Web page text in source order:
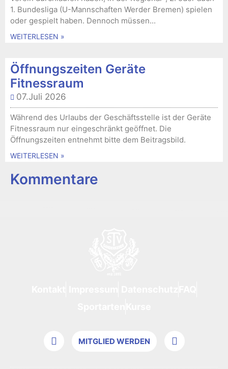
1. Bundesliga (U-Mannschaften Werder Bremen) spielen
oder gespielt haben. Dennoch müssen...
WEITERLESEN »
Öffnungszeiten Geräte
Fitnessraum
07.Juli 2026
Während des Urlaubs der Geschäftsstelle ist der Geräte
Fitnessraum nur eingeschränkt geöffnet. Die
Öffnungszeiten entnehmt bitte dem Beitragsbild.
WEITERLESEN »
Kommentare
MITGLIED WERDEN